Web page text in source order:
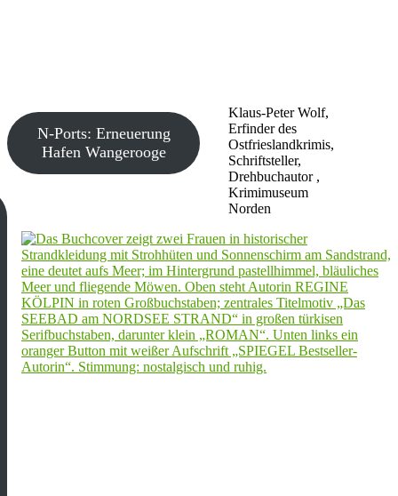
Klaus-Peter Wolf,
Erfinder des
Ostfrieslandkrimis,
Schriftsteller,
Drehbuchautor ,
Krimimuseum
Norden
N-Ports: Erneuerung
Hafen Wangerooge